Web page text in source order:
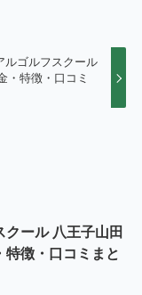
ルゴルフスクール
・特徴・口コミ
クール 八王子山田
特徴・口コミまと